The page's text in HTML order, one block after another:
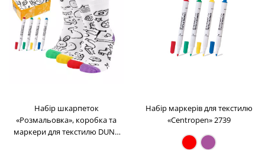
Набір шкарпеток
«Розмальовка», коробка та
маркери для текстилю DUNA
Набір маркерів для текстилю
«Centropen» 2739